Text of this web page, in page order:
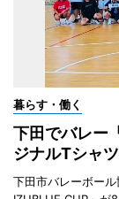
暮らす・働く
下田でバレー
ジナルTシャツ
下田市バレーボー